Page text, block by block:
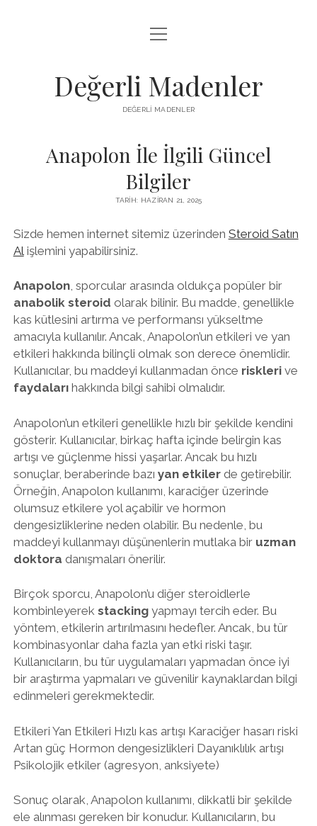
FACEBOOK TAKIPÇI YÜKSELTME HILESI
menüyü
aç
Değerli Madenler
DEĞERLI MADENLER
Anapolon İle İlgili Güncel
Bilgiler
TARIH: HAZIRAN 21, 2025
Sizde hemen internet sitemiz üzerinden Steroid Satın
Al işlemini yapabilirsiniz.
Anapolon, sporcular arasında oldukça popüler bir
anabolik steroid olarak bilinir. Bu madde, genellikle
kas kütlesini artırma ve performansı yükseltme
amacıyla kullanılır. Ancak, Anapolon’un etkileri ve yan
etkileri hakkında bilinçli olmak son derece önemlidir.
Kullanıcılar, bu maddeyi kullanmadan önce risklerive
faydalarıhakkında bilgi sahibi olmalıdır.
Anapolon’un etkileri genellikle hızlı bir şekilde kendini
gösterir. Kullanıcılar, birkaç hafta içinde belirgin kas
artışı ve güçlenme hissi yaşarlar. Ancak bu hızlı
sonuçlar, beraberinde bazı yan etkilerde getirebilir.
Örneğin, Anapolon kullanımı, karaciğer üzerinde
olumsuz etkilere yol açabilir ve hormon
dengesizliklerine neden olabilir. Bu nedenle, bu
maddeyi kullanmayı düşünenlerin mutlaka bir uzman
doktora danışmaları önerilir.
Birçok sporcu, Anapolon’u diğer steroidlerle
kombinleyerek stackingyapmayı tercih eder. Bu
yöntem, etkilerin artırılmasını hedefler. Ancak, bu tür
kombinasyonlar daha fazla yan etki riski taşır.
Kullanıcıların, bu tür uygulamaları yapmadan önce iyi
bir araştırma yapmaları ve güvenilir kaynaklardan bilgi
edinmeleri gerekmektedir.
Etkileri Yan Etkileri Hızlı kas artışı Karaciğer hasarı riski
Artan güç Hormon dengesizlikleri Dayanıklılık artışı
Psikolojik etkiler (agresyon, anksiyete)
Sonuç olarak, Anapolon kullanımı, dikkatli bir şekilde
ele alınması gereken bir konudur. Kullanıcıların, bu